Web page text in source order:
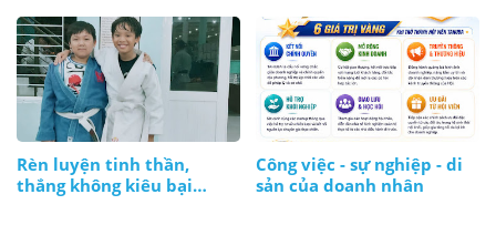
Rèn luyện tinh thần,
thắng không kiêu bại
Công việc - sự nghiệp - di
sản của doanh nhân